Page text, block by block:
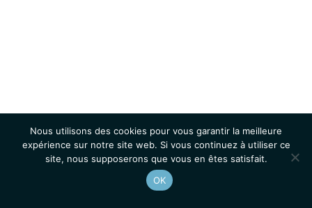
Nous utilisons des cookies pour vous garantir la meilleure
expérience sur notre site web. Si vous continuez à utiliser ce
site, nous supposerons que vous en êtes satisfait.
OK